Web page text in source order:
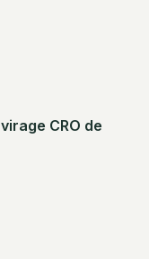
CRO de